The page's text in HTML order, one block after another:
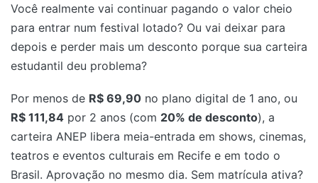
Você realmente vai continuar pagando o valor cheio
para entrar num festival lotado? Ou vai deixar para
depois e perder mais um desconto porque sua carteira
estudantil deu problema?
Por menos de R$ 69,90 no plano digital de 1 ano, ou
R$ 111,84 por 2 anos (com 20% de desconto), a
carteira ANEP libera meia-entrada em shows, cinemas,
teatros e eventos culturais em Recife e em todo o
Brasil. Aprovação no mesmo dia. Sem matrícula ativa?